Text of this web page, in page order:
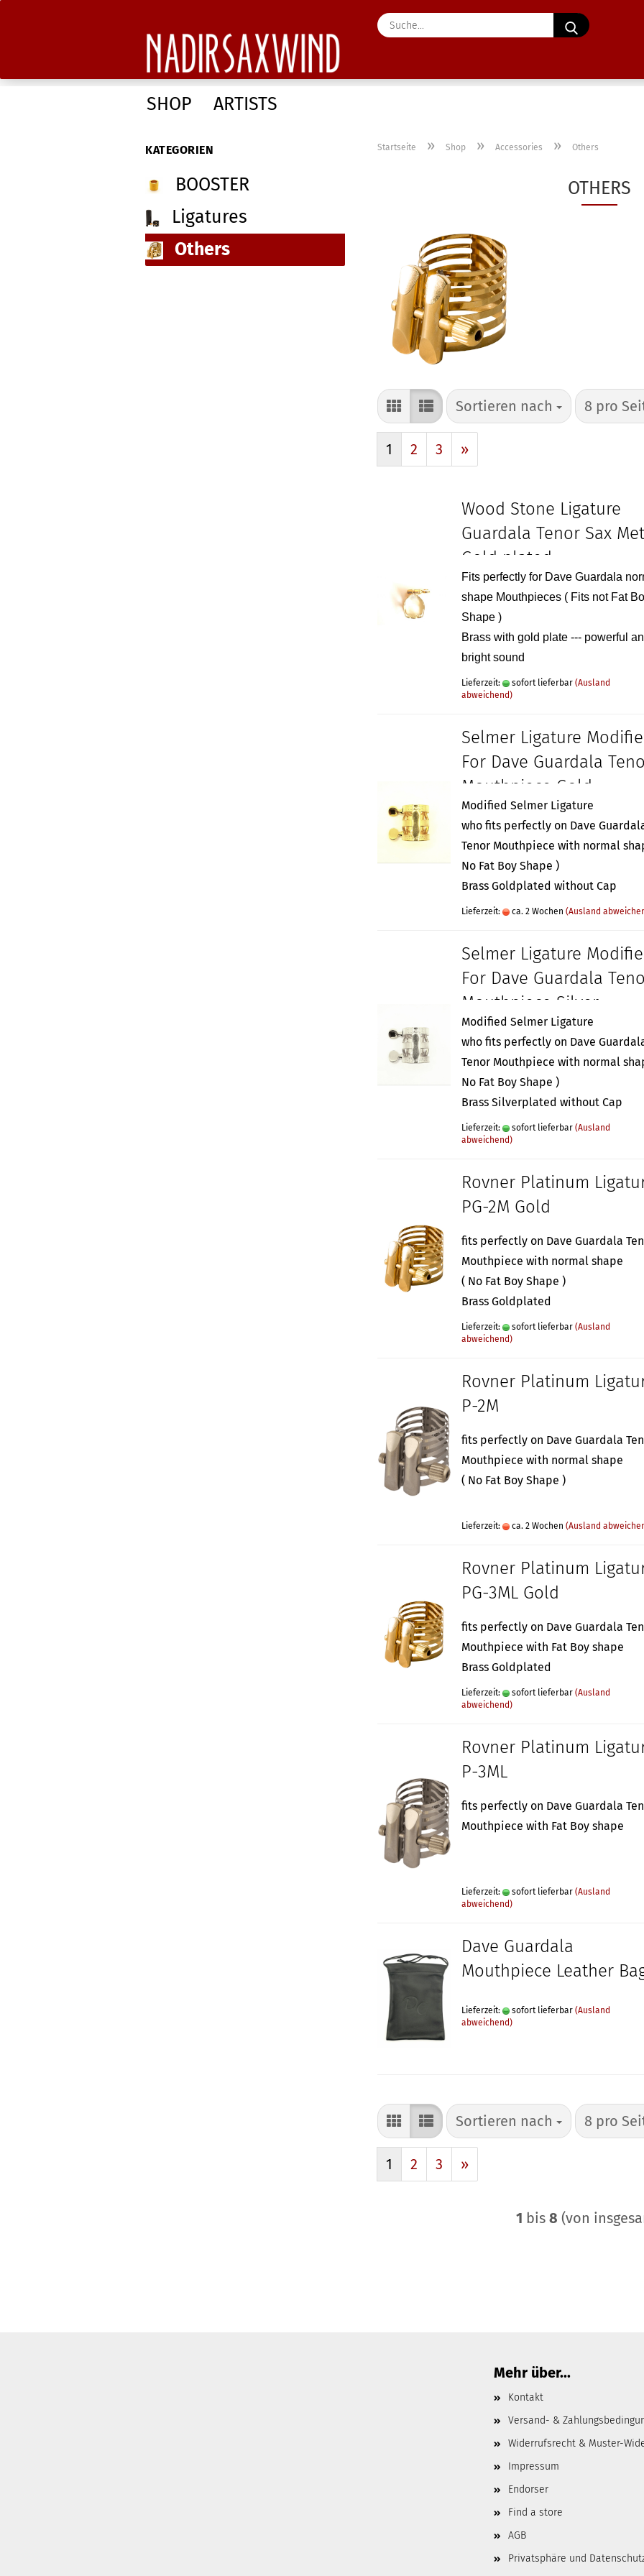
Suche...
SHOP ARTISTS
Startseite » Shop » Accessories » Others
OTHERS
Sortieren nach
Sortieren nach 8 pro
pro Seite
1 2 3 »
Wood Stone Ligature
Guardala Tenor Sax
Gold plated
Fits perfectly for Dave Guardala
shape Mouthpieces ( Fits not Fat
Shape )
Brass with gold plate --- powerful
bright sound
Lieferzeit: sofort lieferbar (Ausland
abweichend)
Selmer Ligature
For Dave Guardala
Mouthpiece Gold
Modified Selmer Ligature
who fits perfectly on Dave
Tenor Mouthpiece with normal
No Fat Boy Shape )
Brass Goldplated without Cap
Lieferzeit: ca. 2 Wochen (Ausland
Selmer Ligature
For Dave Guardala
Mouthpiece Silver
Modified Selmer Ligature
who fits perfectly on Dave
Tenor Mouthpiece with normal
No Fat Boy Shape )
Brass Silverplated without Cap
Lieferzeit: sofort lieferbar (Ausland
abweichend)
Rovner Platinum
PG-2M Gold
fits perfectly on Dave Guardala
Mouthpiece with normal shape
( No Fat Boy Shape )
Brass Goldplated
Lieferzeit: sofort lieferbar (Ausland
abweichend)
Rovner Platinum
P-2M
fits perfectly on Dave Guardala
Mouthpiece with normal shape
( No Fat Boy Shape )
Lieferzeit: ca. 2 Wochen (Ausland
Rovner Platinum
PG-3ML Gold
fits perfectly on Dave Guardala
Mouthpiece with Fat Boy shape
Brass Goldplated
Lieferzeit: sofort lieferbar (Ausland
abweichend)
Rovner Platinum
P-3ML
fits perfectly on Dave Guardala
Mouthpiece with Fat Boy shape
Lieferzeit: sofort lieferbar (Ausland
abweichend)
Dave Guardala
Mouthpiece Leather
Lieferzeit: sofort lieferbar (Ausland
abweichend)
Sortieren nach
Sortieren nach 8 pro
pro Seite
1 2 3 »
1 bis8 (von
KATEGORIEN
BOOSTER
Ligatures
Others
Mehr über...
Kontakt
Versand- &
Widerrufsrecht & Muster-
Impressum
Endorser
Find a store
AGB
Privatsphäre und